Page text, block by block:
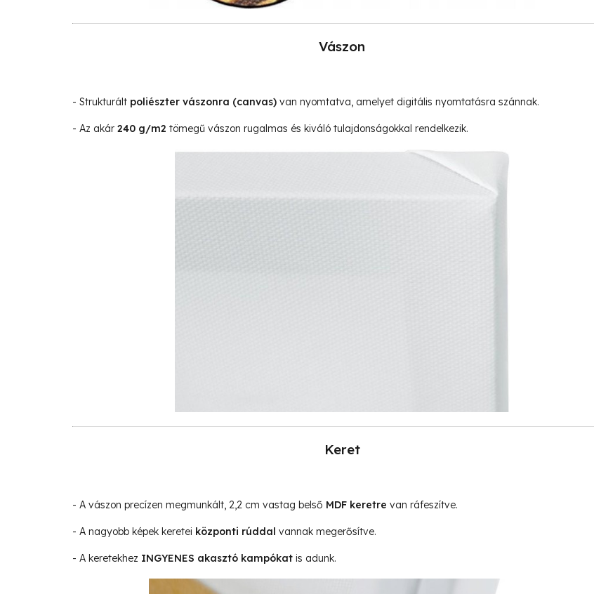
Vászon
- Strukturált poliészter vászonra (canvas) van nyomtatva, amelyet digitális nyomtatásra szánnak.
- Az akár 240 g/m2 tömegű vászon rugalmas és kiváló tulajdonságokkal rendelkezik.
Keret
- A vászon precízen megmunkált, 2,2 cm vastag belső MDF keretre van ráfeszítve.
- A nagyobb képek keretei központi rúddal vannak megerősítve.
- A keretekhez INGYENES akasztó kampókat is adunk.